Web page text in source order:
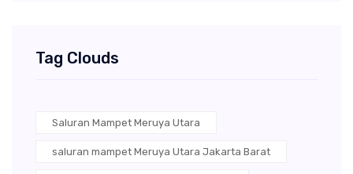
Tag Clouds
Saluran Mampet Meruya Utara
saluran mampet Meruya Utara Jakarta Barat